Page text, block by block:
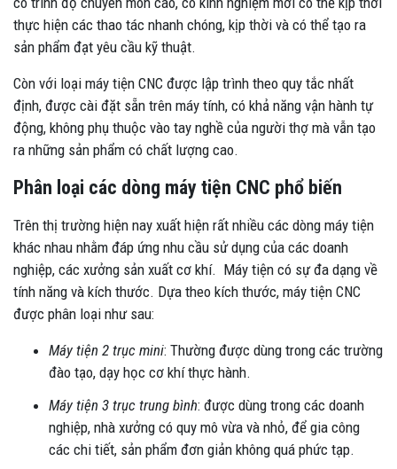
thực hiện các thao tác nhanh chóng, kịp thời và có thể tạo ra
sản phẩm đạt yêu cầu kỹ thuật.
Còn với loại máy tiện CNC được lập trình theo quy tắc nhất
định, được cài đặt sẵn trên máy tính, có khả năng vận hành tự
động, không phụ thuộc vào tay nghề của người thợ mà vẫn tạo
ra những sản phẩm có chất lượng cao.
Phân loại các dòng máy tiện CNC phổ biến
Trên thị trường hiện nay xuất hiện rất nhiều các dòng máy tiện
khác nhau nhằm đáp ứng nhu cầu sử dụng của các doanh
nghiệp, các xưởng sản xuất cơ khí. Máy tiện có sự đa dạng về
tính năng và kích thước. Dựa theo kích thước, máy tiện CNC
được phân loại như sau:
Máy tiện 2 trục mini: Thường được dùng trong các trường
đào tạo, dạy học cơ khí thực hành.
Máy tiện 3 trục trung bình: được dùng trong các doanh
nghiệp, nhà xưởng có quy mô vừa và nhỏ, để gia công
các chi tiết, sản phẩm đơn giản không quá phức tạp.